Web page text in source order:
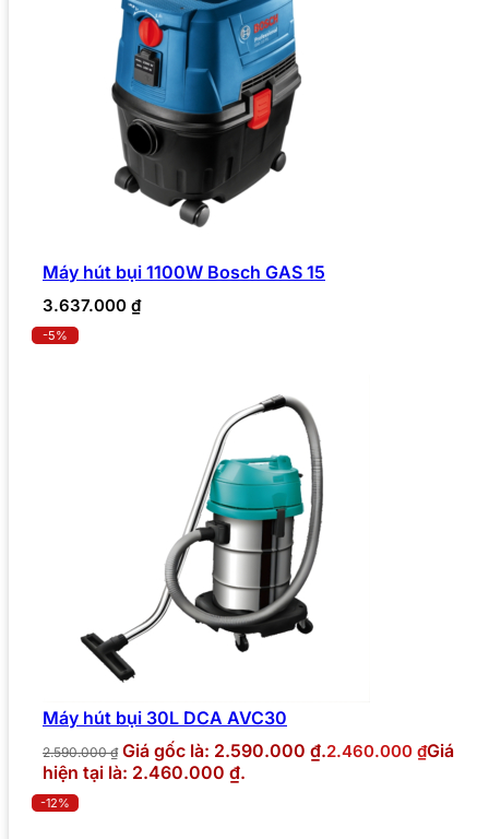
Máy hút bụi 1100W Bosch GAS 15
3.637.000 ₫
-5%
Máy hút bụi 30L DCA AVC30
2.590.000₫ Giá gốc là: 2.590.000 ₫.2.460.000 ₫Giá
hiện tại là: 2.460.000 ₫.
-12%